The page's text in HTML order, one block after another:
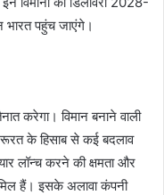
पहुंच जाएंगे।
करेगा। विमान बनाने वाली
के हिसाब से कई बदलाव
लॉन्च करने की क्षमता और
हैं। इसके अलावा कंपनी